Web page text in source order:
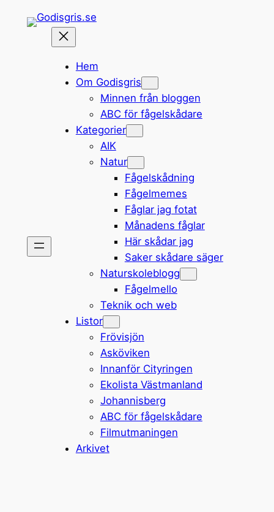
Hem
Om Godisgris
Minnen från bloggen
ABC för fågelskådare
Kategorier
AIK
Natur
Fågelskådning
Fågelmemes
Fåglar jag fotat
Månadens fåglar
Här skådar jag
Saker skådare säger
Naturskoleblogg
Fågelmello
Teknik och web
Listor
Frövisjön
Asköviken
Innanför Cityringen
Ekolista Västmanland
Johannisberg
ABC för fågelskådare
Filmutmaningen
Arkivet